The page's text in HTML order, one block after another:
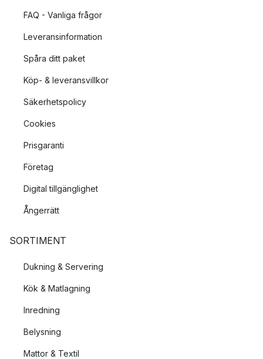
FAQ - Vanliga frågor
Leveransinformation
Spåra ditt paket
Köp- & leveransvillkor
Säkerhetspolicy
Cookies
Prisgaranti
Företag
Digital tillgänglighet
Ångerrätt
SORTIMENT
Dukning & Servering
Kök & Matlagning
Inredning
Belysning
Mattor & Textil